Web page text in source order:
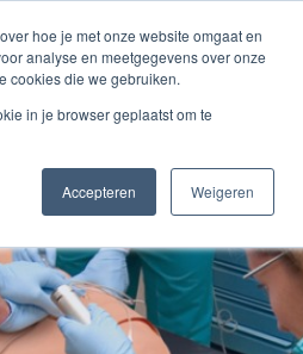
hoe je met onze website omgaat en
analyse en meetgegevens over onze
cookies die we gebruiken.
in je browser geplaatst om te
Accepteren Weigeren